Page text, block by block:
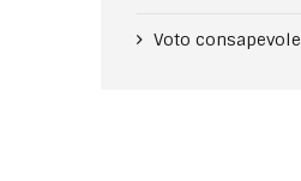
Voto consapevole